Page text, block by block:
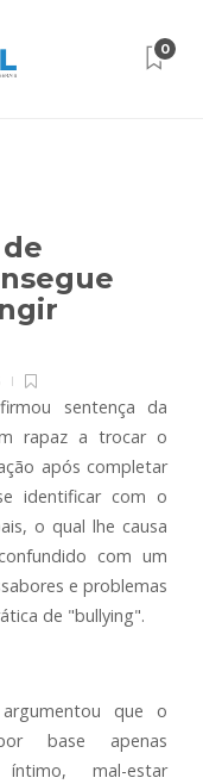
0
sentença da
rapaz a trocar o
após completar
identificar com o
o qual lhe causa
com um
e problemas
de "bullying".
que o
base apenas
íntimo, mal-estar